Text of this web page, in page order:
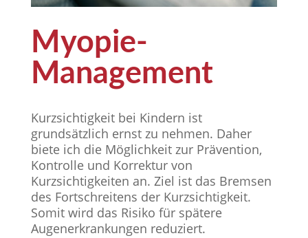
Myopie-
Management
Kurzsichtigkeit bei Kindern ist
grundsätzlich ernst zu nehmen. Daher
biete ich die Möglichkeit zur Prävention,
Kontrolle und Korrektur von
Kurzsichtigkeiten an. Ziel ist das Bremsen
des Fortschreitens der Kurzsichtigkeit.
Somit wird das Risiko für spätere
Augenerkrankungen reduziert.